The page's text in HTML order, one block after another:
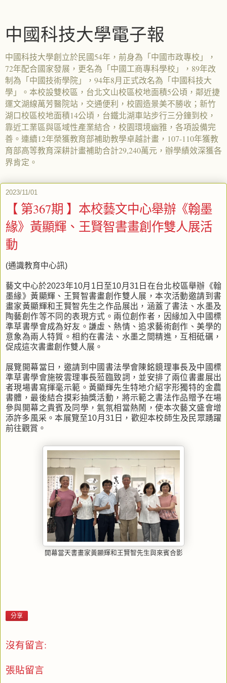
中國科技大學電子報
中國科技大學創立於民國54年，前身為「中國市政專校」，
72年配合國家發展，更名為「中國工商專科學校」，89年改
制為「中國技術學院」，94年8月正式改名為「中國科技大
學」。本校設雙校區，台北文山校區校地面積5公頃，鄰近捷
運文湖線萬芳醫院站，交通便利，校園造景美不勝收；新竹
湖口校區校地面積14公頃，台鐵北湖車站步行三分鐘到校，
靠近工業區與區域性產業結合，校園環境幽雅，各項設備完
善。連續12年榮獲教育部補助教學卓越計畫，107-110年獲教
育部高等教育深耕計畫補助合計29,240萬元，辦學績效深獲各
界肯定。
2023/11/01
【 第367期 】本校藝文中心舉辦《翰墨
緣》黃顯輝、王賢智書畫創作雙人展活
動
(通識教育中心訊)
藝文中心於2023年10月1日至10月31日在台北校區舉辦《翰
墨緣》黃顯輝、王賢智書畫創作雙人展，本次活動邀請到書
畫家黃顯輝和王賢智先生之作品展出，涵蓋了書法、水墨及
陶藝創作等不同的表現方式。兩位創作者，因緣加入中國標
準草書學會成為好友。謙虛、熱情、追求藝術創作、美學的
意象為兩人特質。相約在書法、水墨之間精進，互相砥礪，
促成這次書畫創作雙人展。
展覽開幕當日，邀請到中國書法學會陳銘鏡理事長及中國標
準草書學會施筱雲理事長蒞臨致詞，並安排了兩位書畫展出
者現場書寫揮毫示範。黃顯輝先生特地介紹字形獨特的金農
書體，最後結合摸彩抽獎活動，將示範之書法作品贈予在場
參與開幕之貴賓及同學，氣氛相當熱鬧，使本次藝文盛會增
添許多風采。本展覽至10月31日，歡迎本校師生及民眾踴躍
前往觀賞。
開幕當天書畫家黃顯輝和王賢智先生與來賓合影
分享
沒有留言:
張貼留言